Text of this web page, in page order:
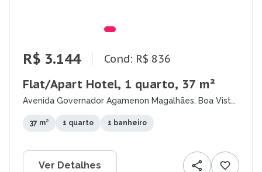
R$ 3.144 Cond: R$ 836
Flat/Apart Hotel, 1 quarto, 37 m²
Avenida Governador Agamenon Magalhães, Boa Vista,
37 m² 1 quarto 1 banheiro
Ver Detalhes